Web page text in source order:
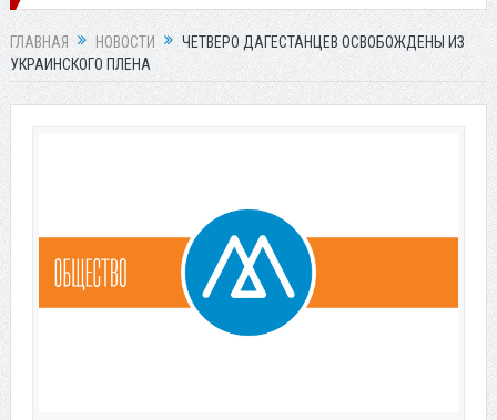
ГЛАВНАЯ НОВОСТИ
ЧЕТВЕРО ДАГЕСТАНЦЕВ ОСВОБОЖДЕНЫ ИЗ
УКРАИНСКОГО ПЛЕНА